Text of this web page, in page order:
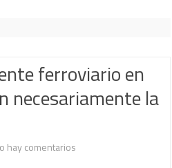
ferroviario en
necesariamente la
hay comentarios